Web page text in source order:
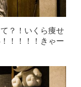
？！いくら痩せ
！！！！きゃー